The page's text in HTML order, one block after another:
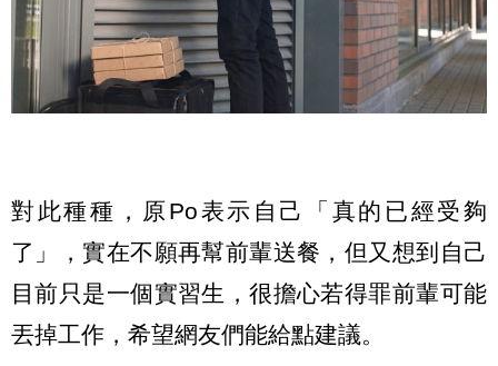
對此種種，原Po表示自己「真的已經受夠
了」，實在不願再幫前輩送餐，但又想到自己
目前只是一個實習生，很擔心若得罪前輩可能
丟掉工作，希望網友們能給點建議。